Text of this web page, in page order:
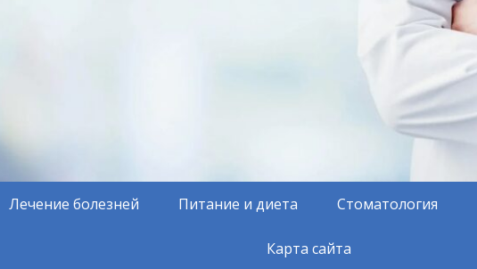
Лечение болезней Питание и диета Стоматология
Карта сайта